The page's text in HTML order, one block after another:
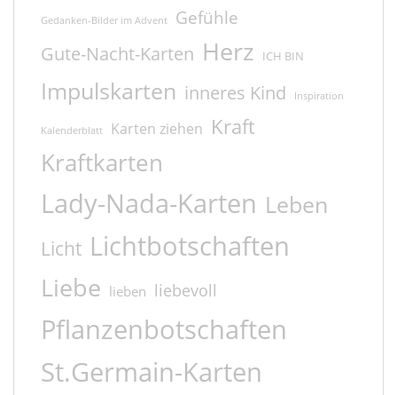
Gedanken-Bilder im Advent Gefühle
Gute-Nacht-Karten Herz ICH BIN
Impulskarten inneres Kind Inspiration
Kalenderblatt Karten ziehen Kraft
Kraftkarten
Lady-Nada-Karten Leben
Licht Lichtbotschaften
Liebe lieben liebevoll
Pflanzenbotschaften
St.Germain-Karten